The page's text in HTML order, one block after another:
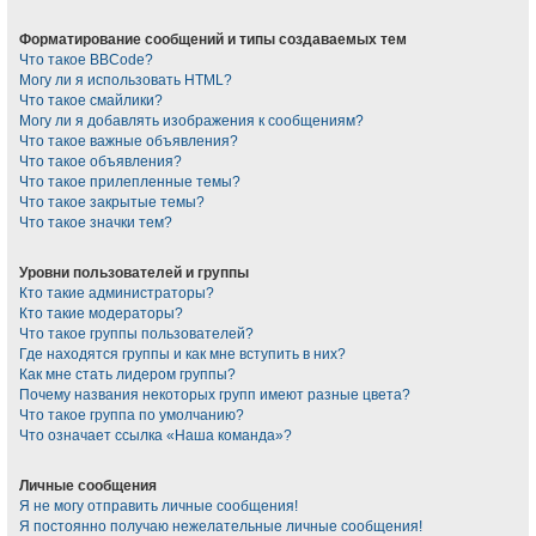
Форматирование сообщений и типы создаваемых тем
Что такое BBCode?
Могу ли я использовать HTML?
Что такое смайлики?
Могу ли я добавлять изображения к сообщениям?
Что такое важные объявления?
Что такое объявления?
Что такое прилепленные темы?
Что такое закрытые темы?
Что такое значки тем?
Уровни пользователей и группы
Кто такие администраторы?
Кто такие модераторы?
Что такое группы пользователей?
Где находятся группы и как мне вступить в них?
Как мне стать лидером группы?
Почему названия некоторых групп имеют разные цвета?
Что такое группа по умолчанию?
Что означает ссылка «Наша команда»?
Личные сообщения
Я не могу отправить личные сообщения!
Я постоянно получаю нежелательные личные сообщения!